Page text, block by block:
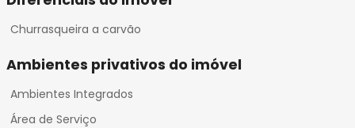
Churrasqueira a carvão
Ambientes privativos do imóvel
Ambientes Integrados
Área de Serviço